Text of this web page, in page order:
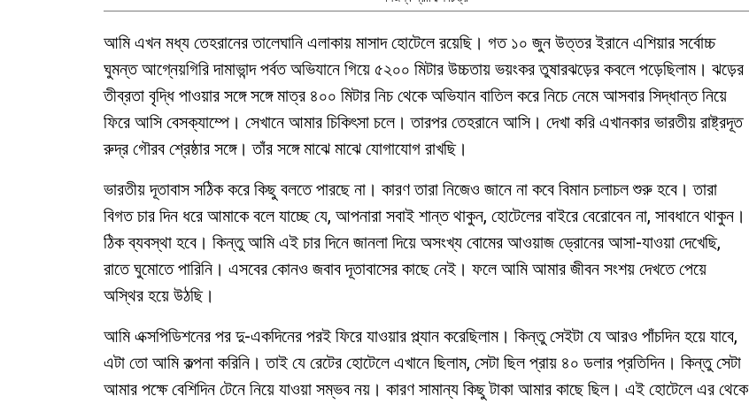
আমি এখন মধ্য তেহরানের তালেঘানি এলাকায় মাসাদ হোটেলে রয়েছি। গত ১০ জুন উত্তর ইরানে এশিয়ার সর্বোচ্চ
ঘুমন্ত আগ্নেয়গিরি দামাভান্দ পর্বত অভিযানে গিয়ে ৫২০০ মিটার উচ্চতায় ভয়ংকর তুষারঝড়ের কবলে পড়েছিলাম। ঝড়ের
তীব্রতা বৃদ্ধি পাওয়ার সঙ্গে সঙ্গে মাত্র ৪০০ মিটার নিচ থেকে অভিযান বাতিল করে নিচে নেমে আসবার সিদ্ধান্ত নিয়ে
ফিরে আসি বেসক্যাম্পে। সেখানে আমার চিকিৎসা চলে। তারপর তেহরানে আসি। দেখা করি এখানকার ভারতীয় রাষ্ট্রদূত
রুদ্র গৌরব শ্রেষ্ঠার সঙ্গে। তাঁর সঙ্গে মাঝে মাঝে যোগাযোগ রাখছি।
ভারতীয় দূতাবাস সঠিক করে কিছু বলতে পারছে না। কারণ তারা নিজেও জানে না কবে বিমান চলাচল শুরু হবে। তারা
বিগত চার দিন ধরে আমাকে বলে যাচ্ছে যে, আপনারা সবাই শান্ত থাকুন, হোটেলের বাইরে বেরোবেন না, সাবধানে থাকুন।
ঠিক ব্যবস্থা হবে। কিন্তু আমি এই চার দিনে জানলা দিয়ে অসংখ্য বোমের আওয়াজ ড্রোনের আসা-যাওয়া দেখেছি,
রাতে ঘুমোতে পারিনি। এসবের কোনও জবাব দূতাবাসের কাছে নেই। ফলে আমি আমার জীবন সংশয় দেখতে পেয়ে
অস্থির হয়ে উঠছি।
আমি এক্সপিডিশনের পর দু-একদিনের পরই ফিরে যাওয়ার প্ল্যান করেছিলাম। কিন্তু সেইটা যে আরও পাঁচদিন হয়ে যাবে,
এটা তো আমি কল্পনা করিনি। তাই যে রেটের হোটেলে এখানে ছিলাম, সেটা ছিল প্রায় ৪০ ডলার প্রতিদিন। কিন্তু সেটা
আমার পক্ষে বেশিদিন টেনে নিয়ে যাওয়া সম্ভব নয়। কারণ সামান্য কিছু টাকা আমার কাছে ছিল। এই হোটেলে এর থেকে